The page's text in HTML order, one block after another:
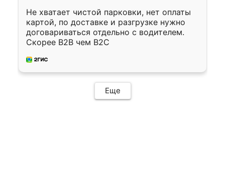
Не хватает чистой парковки, нет оплаты
картой, по доставке и разгрузке нужно
договариваться отдельно с водителем.
Скорее B2B чем B2C
Еще